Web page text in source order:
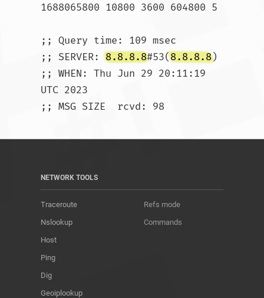
1688065800 10800 3600 604800 5
;; Query time: 109 msec
;; SERVER: 8.8.8.8#53(8.8.8.8)
;; WHEN: Thu Jun 29 20:11:19
UTC 2023
NETWORK TOOLS
Traceroute
Nslookup
Host
Ping
Dig
Geoiplookup
Refs mode
Commands